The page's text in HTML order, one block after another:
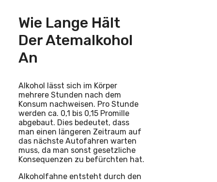
Wie Lange Hält
Der Atemalkohol
An
Alkohol lässt sich im Körper
mehrere Stunden nach dem
Konsum nachweisen. Pro Stunde
werden ca. 0,1 bis 0,15 Promille
abgebaut. Dies bedeutet, dass
man einen längeren Zeitraum auf
das nächste Autofahren warten
muss, da man sonst gesetzliche
Konsequenzen zu befürchten hat.
Alkoholfahne entsteht durch den